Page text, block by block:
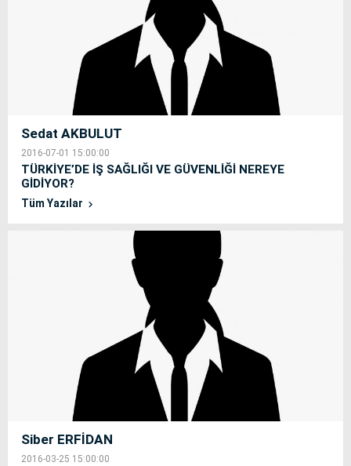
Sedat AKBULUT
2016-07-01 15:00:00
TÜRKİYE’DE İŞ SAĞLIĞI VE GÜVENLİĞİ NEREYE
GİDİYOR?
Tüm Yazılar
Siber ERFİDAN
2016-03-25 15:00:00